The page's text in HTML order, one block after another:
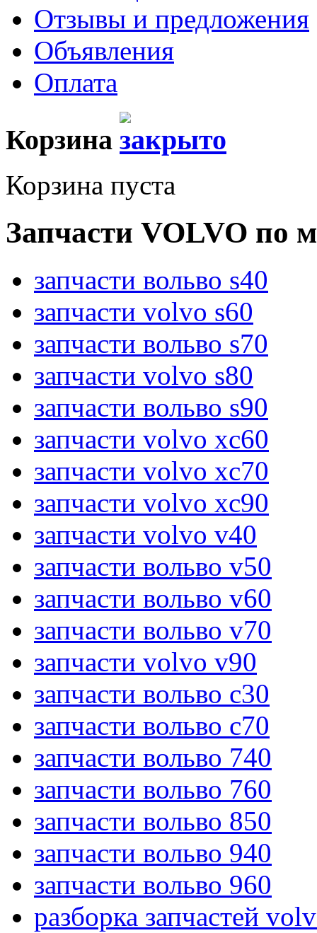
Отзывы и предложения
Объявления
Оплата
Корзина
Корзина пуста
Запчасти VOLVO по
запчасти вольво s40
запчасти volvo s60
запчасти вольво s70
запчасти volvo s80
запчасти вольво s90
запчасти volvo xc60
запчасти volvo xc70
запчасти volvo xc90
запчасти volvo v40
запчасти вольво v50
запчасти вольво v60
запчасти вольво v70
запчасти volvo v90
запчасти вольво c30
запчасти вольво c70
запчасти вольво 740
запчасти вольво 760
запчасти вольво 850
запчасти вольво 940
запчасти вольво 960
разборка запчастей